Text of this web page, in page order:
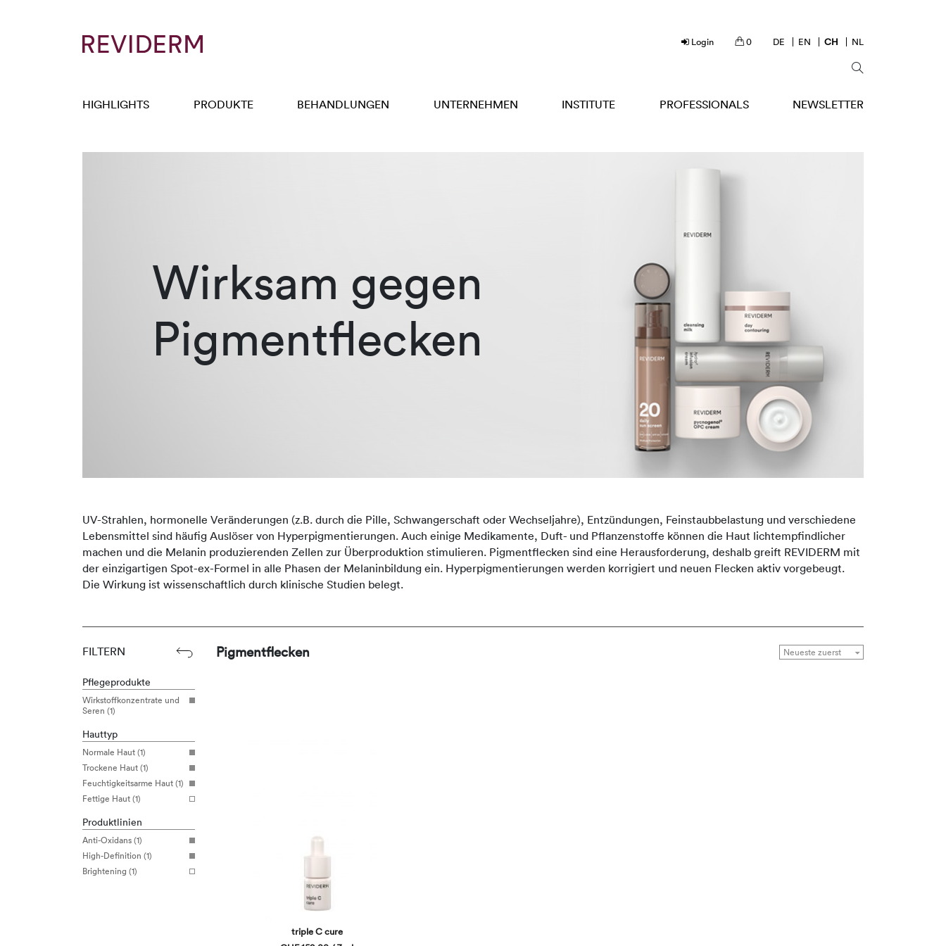
Login 0 DE EN CH NL
HIGHLIGHTS PRODUKTE BEHANDLUNGEN UNTERNEHMEN INSTITUTE PROFESSIONALS NEWSLETTER
Wirksam gegen
Pigmentflecken
UV-Strahlen, hormonelle Veränderungen (z.B. durch die Pille, Schwangerschaft oder Wechseljahre), Entzündungen, Feinstaubbelastung und verschiedene
Lebensmittel sind häufig Auslöser von Hyperpigmentierungen. Auch einige Medikamente, Duft- und Pflanzenstoffe können die Haut lichtempfindlicher
machen und die Melanin produzierenden Zellen zur Überproduktion stimulieren. Pigmentflecken sind eine Herausforderung, deshalb greift REVIDERM mit
der einzigartigen Spot-ex-Formel in alle Phasen der Melaninbildung ein. Hyperpigmentierungen werden korrigiert und neuen Flecken aktiv vorgebeugt.
Die Wirkung ist wissenschaftlich durch klinische Studien belegt.
FILTERN
Pflegeprodukte
Wirkstoffkonzentrate und
Seren (1)
Hauttyp
Normale Haut (1)
Trockene Haut (1)
Feuchtigkeitsarme Haut (1)
Fettige Haut (1)
Produktlinien
Anti-Oxidans (1)
High-Definition (1)
Brightening (1)
Pigmentflecken
triple C cure